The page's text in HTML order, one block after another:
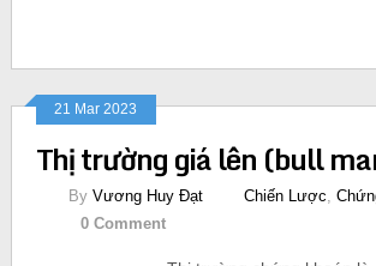
21 Mar 2023
Thị trường giá lên (bull
By Vương Huy Đạt Chiến Lược
0 Comment